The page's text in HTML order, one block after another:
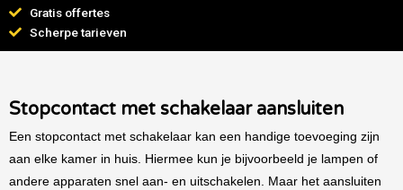
Gratis offertes
Scherpe tarieven
Stopcontact met schakelaar aansluiten
Een stopcontact met schakelaar kan een handige toevoeging zijn
aan elke kamer in huis. Hiermee kun je bijvoorbeeld je lampen of
andere apparaten snel aan- en uitschakelen. Maar het aansluiten